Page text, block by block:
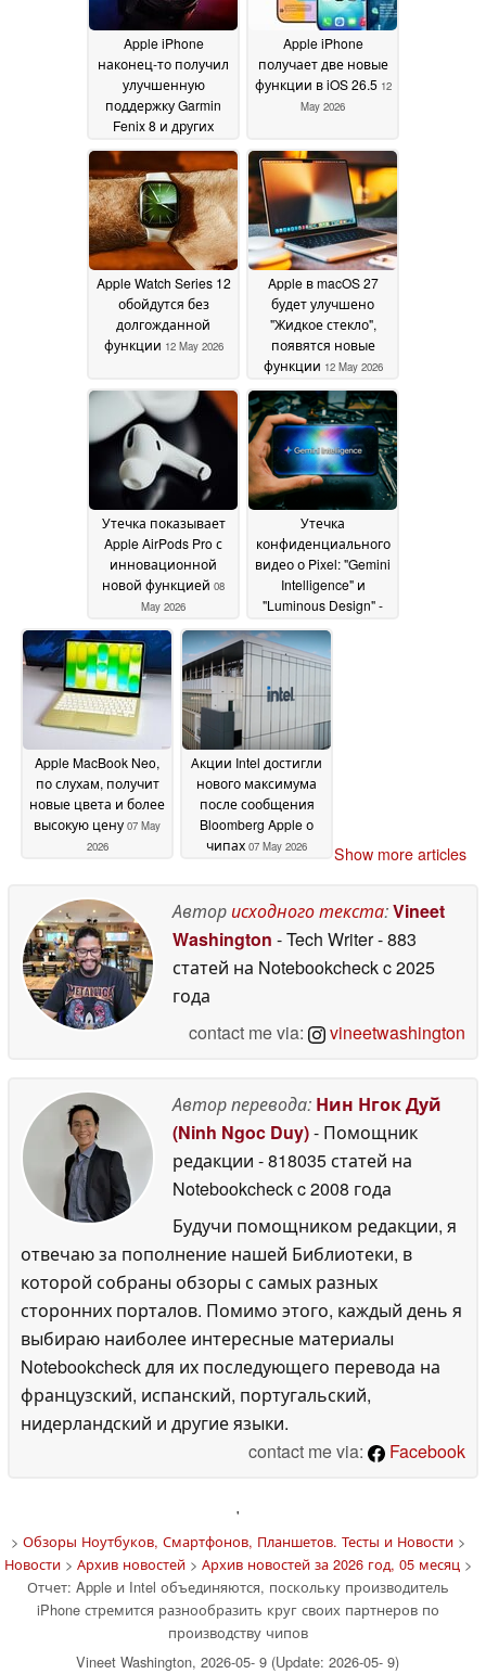
2026
Apple iPhone
наконец-то получил
улучшенную
поддержку Garmin
Fenix 8 и других
12 May
2026
Apple iPhone
получает две новые
функции в iOS 26.5 12
May 2026
Apple Watch Series 12
обойдутся без
долгожданной
функции 12 May 2026
Apple в macOS 27
будет улучшено
"Жидкое стекло",
появятся новые
функции 12 May 2026
Утечка показывает
Apple AirPods Pro с
инновационной
новой функцией 08
May 2026
Утечка
конфиденциального
видео о Pixel: "Gemini
Intelligence" и
"Luminous Design" -
Apple Intelligence и
Liquid Glass?
Apple MacBook Neo,
по слухам, получит
новые цвета и более
высокую цену 07 May
2026
Акции Intel достигли
нового максимума
после сообщения
Bloomberg Apple о
чипах 07 May 2026 Show more articles
Авторисходного текста:Vineet
Washington - Tech Writer- 883
статей на Notebookcheckc 2025
года
contact me via:
vineetwashington
Автор перевода: Нин Нгок Дуй
(Ninh Ngoc Duy)- Помощник
редакции - 818035 статей на
Notebookcheckc 2008 года
Будучи помощником редакции, я
отвечаю за пополнение нашей Библиотеки, в
которой собраны обзоры с самых разных
сторонних порталов. Помимо этого, каждый день я
выбираю наиболее интересные материалы
Notebookcheck для их последующего перевода на
французский, испанский, португальский,
нидерландский и другие языки.
contact me via:
Facebook
'
> Обзоры Ноутбуков, Смартфонов, Планшетов. Тесты и Новости>
Новости> Архив новостей> Архив новостей за 2026 год, 05 месяц>
Отчет: Apple и Intel объединяются, поскольку производитель
iPhone стремится разнообразить круг своих партнеров по
производству чипов
Vineet Washington, 2026-05- 9 (Update: 2026-05- 9)